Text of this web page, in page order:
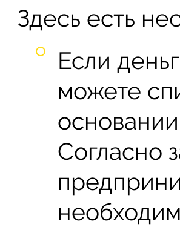
Здесь есть
Если
можете
Согласно